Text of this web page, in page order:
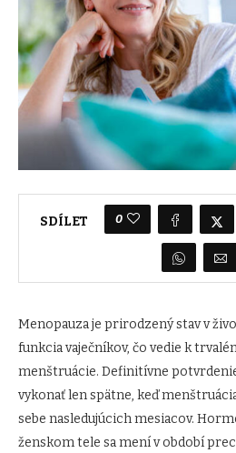
SDÍLET 0
Menopauza je prirodzený stav v
funkcia vaječníkov, čo vedie k
menštruácie. Definitívne
vykonať len spätne, keď
sebe nasledujúcich mesiacov.
ženskom tele sa mení v období